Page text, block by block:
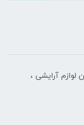
لوازم آرایشی ،